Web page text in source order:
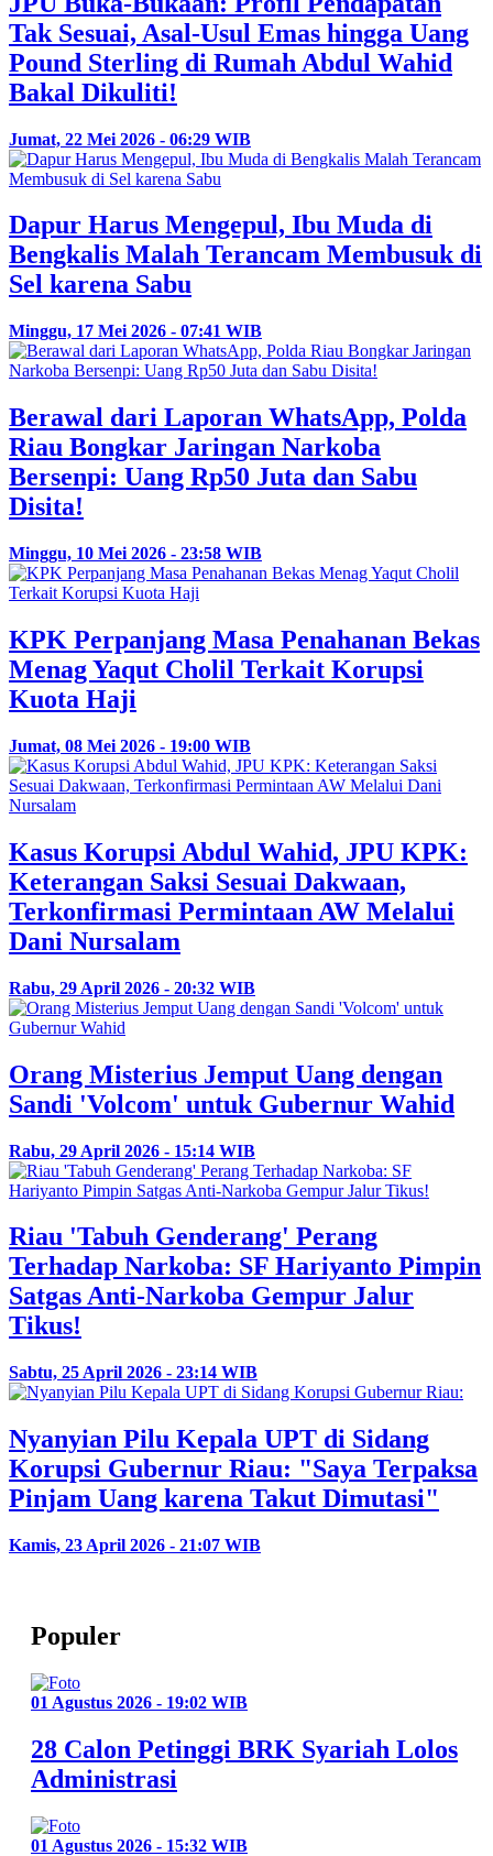
Tak Sesuai, Asal-Usul Emas hingga Uang
Pound Sterling di Rumah Abdul Wahid
Bakal Dikuliti!
Jumat, 22 Mei 2026 - 06:29 WIB
Dapur Harus Mengepul, Ibu Muda di
Bengkalis Malah Terancam Membusuk di
Sel karena Sabu
Minggu, 17 Mei 2026 - 07:41 WIB
Berawal dari Laporan WhatsApp, Polda
Riau Bongkar Jaringan Narkoba
Bersenpi: Uang Rp50 Juta dan Sabu
Disita!
Minggu, 10 Mei 2026 - 23:58 WIB
KPK Perpanjang Masa Penahanan Bekas
Menag Yaqut Cholil Terkait Korupsi
Kuota Haji
Jumat, 08 Mei 2026 - 19:00 WIB
Kasus Korupsi Abdul Wahid, JPU KPK:
Keterangan Saksi Sesuai Dakwaan,
Terkonfirmasi Permintaan AW Melalui
Dani Nursalam
Rabu, 29 April 2026 - 20:32 WIB
Orang Misterius Jemput Uang dengan
Sandi 'Volcom' untuk Gubernur Wahid
Rabu, 29 April 2026 - 15:14 WIB
Riau 'Tabuh Genderang' Perang
Terhadap Narkoba: SF Hariyanto Pimpin
Satgas Anti-Narkoba Gempur Jalur
Tikus!
Sabtu, 25 April 2026 - 23:14 WIB
Nyanyian Pilu Kepala UPT di Sidang
Korupsi Gubernur Riau: "Saya Terpaksa
Pinjam Uang karena Takut Dimutasi"
Kamis, 23 April 2026 - 21:07 WIB
Populer
01 Agustus 2026 - 19:02 WIB
28 Calon Petinggi BRK Syariah Lolos
Administrasi
01 Agustus 2026 - 15:32 WIB